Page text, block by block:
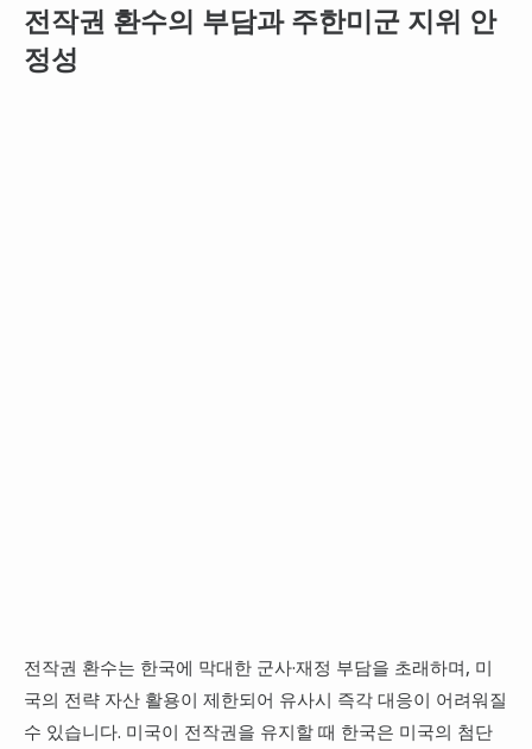
전작권 환수의 부담과 주한미군 지위 안
정성
전작권 환수는 한국에 막대한 군사·재정 부담을 초래하며, 미
국의 전략 자산 활용이 제한되어 유사시 즉각 대응이 어려워질
수 있습니다. 미국이 전작권을 유지할 때 한국은 미국의 첨단